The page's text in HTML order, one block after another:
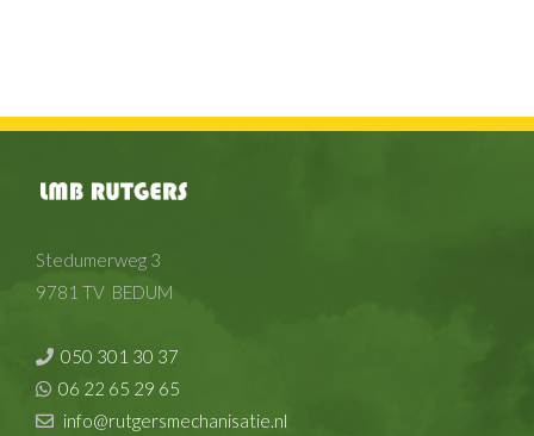
Stedumerweg 3
9781 TV BEDUM
050 301 30 37
06 22 65 29 65
info@rutgersmechanisatie.nl